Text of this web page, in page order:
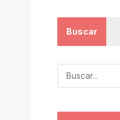
Buscar